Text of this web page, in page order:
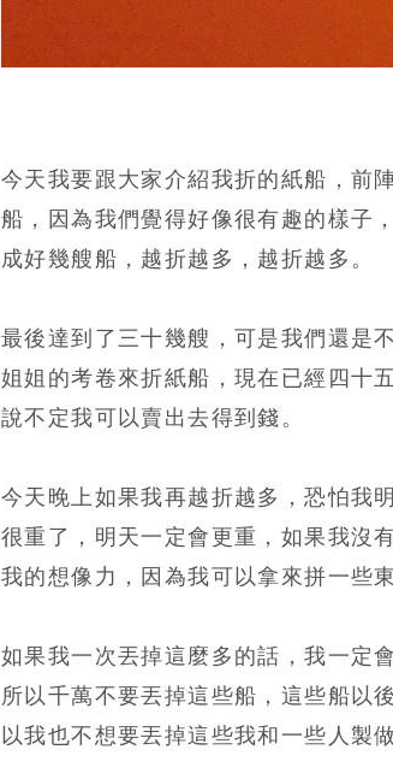
今天我要跟大家介紹我折的紙船，前
船，因為我們覺得好像很有趣的樣子
成好幾艘船，越折越多，越折越多。
最後達到了三十幾艘，可是我們還是
姐姐的考卷來折紙船，現在已經四十
說不定我可以賣出去得到錢。
今天晚上如果我再越折越多，恐怕我
很重了，明天一定會更重，如果我沒
我的想像力，因為我可以拿來拼一些
如果我一次丟掉這麼多的話，我一定
所以千萬不要丟掉這些船，這些船以
以我也不想要丟掉這些我和一些人製